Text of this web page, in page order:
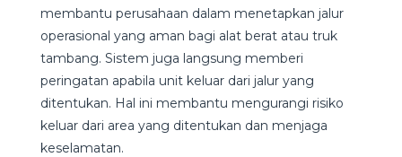
membantu perusahaan dalam menetapkan jalur
operasional yang aman bagi alat berat atau truk
tambang. Sistem juga langsung memberi
peringatan apabila unit keluar dari jalur yang
ditentukan. Hal ini membantu mengurangi risiko
keluar dari area yang ditentukan dan menjaga
keselamatan.